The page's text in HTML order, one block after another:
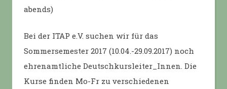
abends)
Bei der ITAP e.V. suchen wir für das
Sommersemester 2017 (10.04.-29.09.2017) noch
ehrenamtliche Deutschkursleiter_Innen. Die
Kurse finden Mo-Fr zu verschiedenen